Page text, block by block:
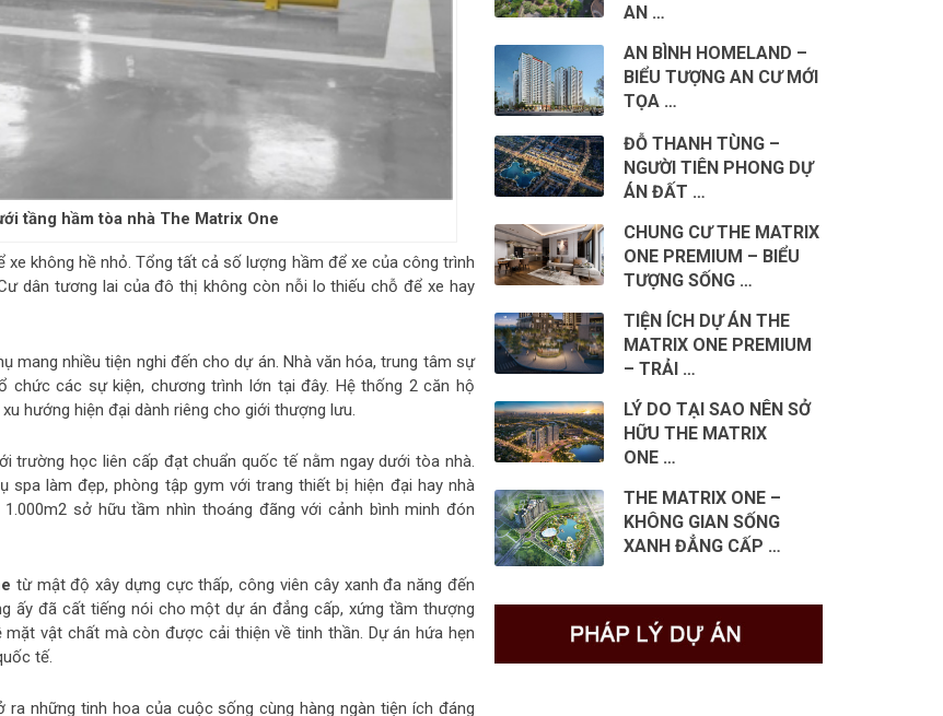
tầng hầm tòa nhà The Matrix One
không hề nhỏ. Tổng tất cả số lượng hầm để xe của công trình
dân tương lai của đô thị không còn nỗi lo thiếu chỗ để xe hay
mang nhiều tiện nghi đến cho dự án. Nhà văn hóa, trung tâm sự
các sự kiện, chương trình lớn tại đây. Hệ thống 2 căn hộ
hướng hiện đại dành riêng cho giới thượng lưu.
trường học liên cấp đạt chuẩn quốc tế nằm ngay dưới tòa nhà.
làm đẹp, phòng tập gym với trang thiết bị hiện đại hay nhà
sở hữu tầm nhìn thoáng đãng với cảnh bình minh đón
từ mật độ xây dựng cực thấp, công viên cây xanh đa năng đến
ấy đã cất tiếng nói cho một dự án đẳng cấp, xứng tầm thượng
vật chất mà còn được cải thiện về tinh thần. Dự án hứa hẹn
tế.
ra những tinh hoa của cuộc sống cùng hàng ngàn tiện ích đáng
AN …
AN BÌNH HOMELAND –
BIỂU TƯỢNG AN CƯ MỚI
TỌA …
ĐỖ THANH TÙNG –
NGƯỜI TIÊN PHONG DỰ
ÁN ĐẤT …
CHUNG CƯ THE MATRIX
ONE PREMIUM – BIỂU
TƯỢNG SỐNG …
TIỆN ÍCH DỰ ÁN THE
MATRIX ONE PREMIUM
– TRẢI …
LÝ DO TẠI SAO NÊN SỞ
HỮU THE MATRIX
ONE …
THE MATRIX ONE –
KHÔNG GIAN SỐNG
XANH ĐẲNG CẤP …